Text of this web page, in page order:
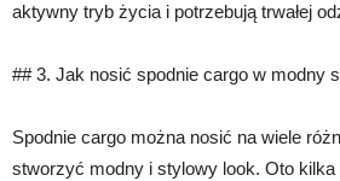
aktywny tryb życia i potrzebują trwałej
## 3. Jak nosić spodnie cargo w modny
Spodnie cargo można nosić na wiele
stworzyć modny i stylowy look. Oto kilka